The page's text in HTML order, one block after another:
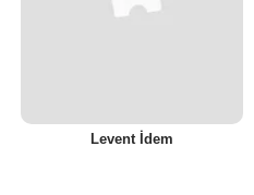
Levent İdem